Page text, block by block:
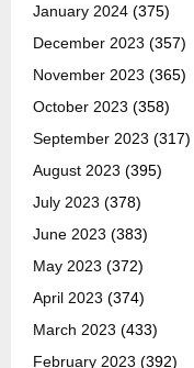
January 2024 (375)
December 2023 (357)
November 2023 (365)
October 2023 (358)
September 2023 (317)
August 2023 (395)
July 2023 (378)
June 2023 (383)
May 2023 (372)
April 2023 (374)
March 2023 (433)
February 2023 (392)